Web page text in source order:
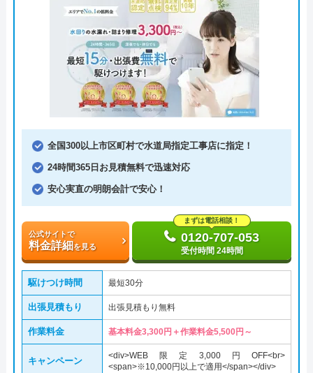
全国300以上市区町村で水道局指定工事店に指定！
24時間365日お見積無料で迅速対応
安心実直の明朗会計で安心！
公式サイトで
料金詳細を見る
まずは電話相談！
0120-707-053
受付時間 24時間
駆けつけ時間 最短30分
出張見積もり 出張見積もり無料
作業料金 基本料金3,300円＋作業料金5,500円～
キャンペーン
<div>WEB限定3,000円OFF<br>
<span>※10,000円以上で適用</span></div>